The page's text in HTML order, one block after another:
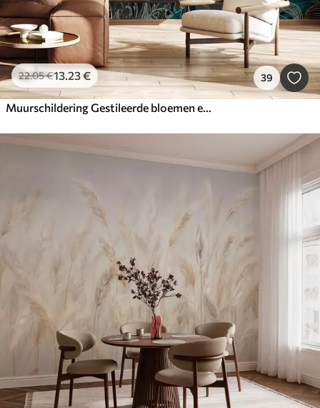
22.05€13.23€ 39
Muurschildering Gestileerde bloemen en bladeren met ingewikkeld lijnwerk in groenblauwe en gele tinten op donkere achtergrond